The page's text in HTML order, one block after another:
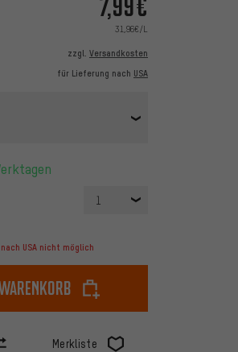
31,96€/L
zzgl. Versandkosten
für Lieferung nach USA
1
USA nicht möglich
Merkliste